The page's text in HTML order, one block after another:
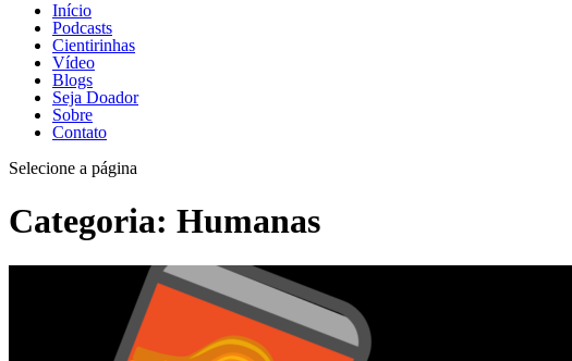
Início
Podcasts
Cientirinhas
Vídeo
Blogs
Seja Doador
Sobre
Contato
Selecione a página
Categoria: Humanas